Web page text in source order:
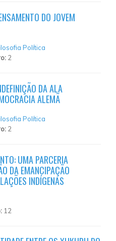
DO JOVEM
Política
2
DA ALA
ALEMÃ
Política
2
UMA PARCERIA
DA EMANCIPAÇÃO
INDÍGENAS
12